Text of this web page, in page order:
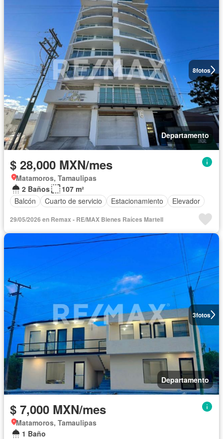
8fotos
Departamento
$ 28,000 MXN/mes
Matamoros, Tamaulipas
2 Baños
107 m²
Balcón
Cuarto de servicio Estacionamiento Elevador
29/05/2026 en Remax - RE/MAX Bienes Raíces Martell
3fotos
Departamento
$ 7,000 MXN/mes
Matamoros, Tamaulipas
1 Baño